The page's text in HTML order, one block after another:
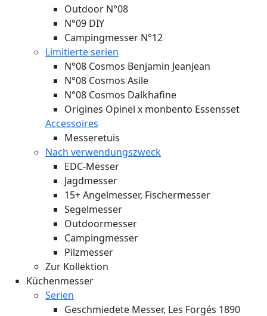
Outdoor N°08
N°09 DIY
Campingmesser N°12
Limitierte serien
N°08 Cosmos Benjamin Jeanjean
N°08 Cosmos Asile
N°08 Cosmos Dalkhafine
Origines Opinel x monbento Essensset
Accessoires
Messeretuis
Nach verwendungszweck
EDC-Messer
Jagdmesser
15+ Angelmesser, Fischermesser
Segelmesser
Outdoormesser
Campingmesser
Pilzmesser
Zur Kollektion
Küchenmesser
Serien
Geschmiedete Messer, Les Forgés 1890